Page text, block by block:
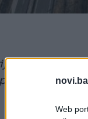
Web
između
i